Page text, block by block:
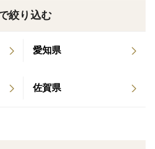
年10月：ユニクロのカタログ
ロにてユニフォーム導入事例
12月：テレビ東京「昼めし
絞り込む
愛知県
佐賀県